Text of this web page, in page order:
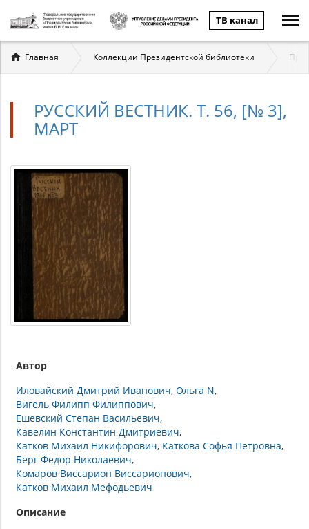
ТВ канал
Вы
здесь
Главная Коллекции Президентской библиотеки
РУССКИЙ ВЕСТНИК. Т. 56, [№ 3],
МАРТ
Автор
Иловайский Дмитрий Иванович Ольга N
Вигель Филипп Филиппович
Ешевский Степан Васильевич
Кавелин Константин Дмитриевич
Катков Михаил Никифорович Каткова Софья Петровна
Берг Федор Николаевич
Комаров Виссарион Виссарионович
Катков Михаил Мефодьевич
Описание